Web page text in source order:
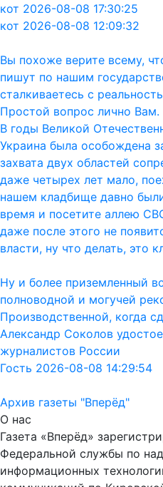
кот 2026-08-08 17:30:25
кот 2026-08-08 12:09:32
Вы похоже верите всему,
пишут по нашим
сталкиваетесь с
Простой вопрос лично Вам.
В годы Великой
Украина была особождена
захвата двух областей
даже четырех лет мало,
нашем кладбище давно
время и посетите аллею
даже после этого не
власти, ну что делать, это
Ну и более приземленный
полноводной и могучей
Производственной, когда
Александр Соколов
журналистов России
Гость 2026-08-08 14:29:54
Архив газеты "Вперёд"
О нас
Газета «Вперёд»
Федеральной службы по
информационных